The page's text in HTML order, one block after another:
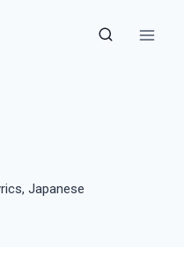
,Japanese